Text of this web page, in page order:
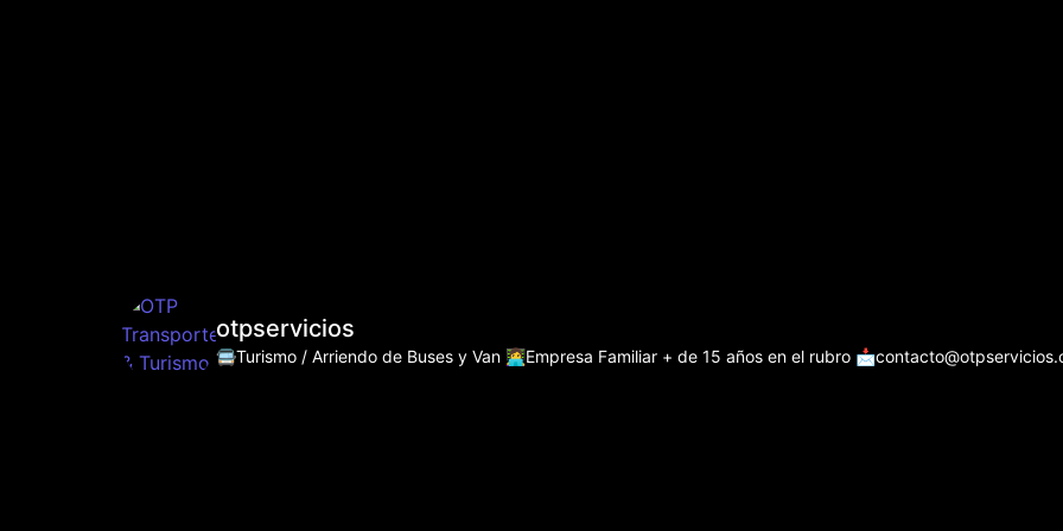
otpservicios
🚍Turismo / Arriendo de Buses y Van 👩‍💻Empresa Familiar + de 15 años en el rubro